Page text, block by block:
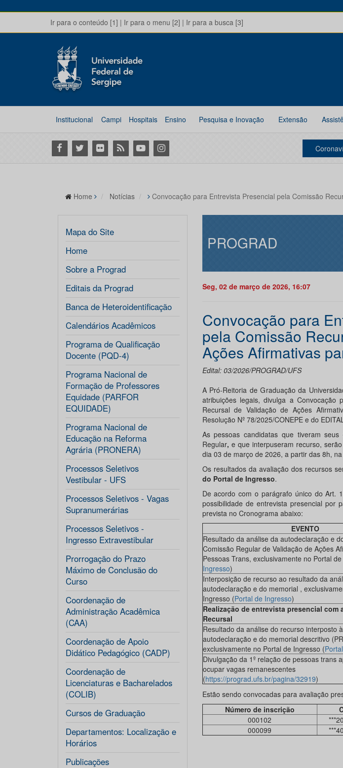
Ir para o conteúdo [1] | Ir para o menu [2] | Ir para a busca [3]
Institucional Campi Hospitais Ensino Pesquisa e Inovação Extensão
Facebook
Twitter Flickr RSS YoutubeInstagram
Home Notícias Convocação para Entrevista Presencial pela Comissão
Mapa do Site
Home
Sobre a Prograd
Editais da Prograd
Banca de Heteroidentificação
Calendários Acadêmicos
Programa de Qualificação
Docente (PQD-4)
Programa Nacional de
Formação de Professores
Equidade (PARFOR
EQUIDADE)
Programa Nacional de
Educação na Reforma
Agrária (PRONERA)
Processos Seletivos
Vestibular - UFS
Processos Seletivos - Vagas
Supranumerárias
Processos Seletivos -
Ingresso Extravestibular
Prorrogação do Prazo
Máximo de Conclusão do
Curso
Coordenação de
Administração Acadêmica
(CAA)
Coordenação de Apoio
Didático Pedagógico (CADP)
Coordenação de
Licenciaturas e Bacharelados
(COLIB)
Cursos de Graduação
Departamentos: Localização e
Horários
Publicações
PROGRAD
Seg, 02 de março de 2026, 16:07
Convocação para
pela Comissão
Ações Afirmativas
Edital: 03/2026/PROGRAD/UFS
A Pró-Reitoria de Graduação da
atribuições legais, divulga a Convocação
Recursal de Validação de Ações
Resolução Nº 78/2025/CONEPE e do
As pessoas candidatas que tiveram seus
Regular, e que interpuseram recurso,
dia 03 de março de 2026, a partir das 8h,
Os resultados da avaliação dos recursos
do Portal de Ingresso.
De acordo com o parágrafo único do Art.
possibilidade de entrevista presencial por
prevista no Cronograma abaixo:
EVENTO
Resultado da análise da autodeclaração e
Comissão Regular de Validação de Ações
Pessoas Trans, exclusivamente no Portal
Ingresso)
Interposição de recurso ao resultado da
autodeclaração e do memorial ,
Ingresso (Portal de Ingresso)
Realização de entrevista presencial com
Recursal
Resultado da análise do recurso interposto
autodeclaração e do memorial descritivo
exclusivamente no Portal de Ingresso (
Divulgação da 1º relação de pessoas trans
ocupar vagas remanescentes
(https://prograd.ufs.br/pagina/32919)
Estão sendo convocadas para avaliação
Número de inscrição
000102
000099